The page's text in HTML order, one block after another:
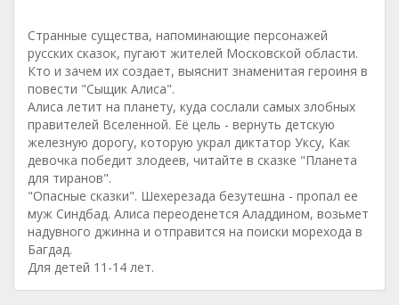
Странные существа, напоминающие персонажей
русских сказок, пугают жителей Московской области.
Кто и зачем их создает, выяснит знаменитая героиня в
повести "Сыщик Алиса".
Алиса летит на планету, куда сослали самых злобных
правителей Вселенной. Её цель - вернуть детскую
железную дорогу, которую украл диктатор Уксу, Как
девочка победит злодеев, читайте в сказке "Планета
для тиранов".
"Опасные сказки". Шехерезада безутешна - пропал ее
муж Синдбад. Алиса переоденется Аладдином, возьмет
надувного джинна и отправится на поиски морехода в
Багдад.
Для детей 11-14 лет.